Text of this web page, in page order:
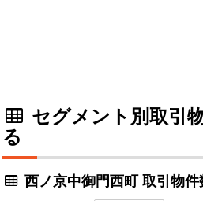
セグメント別取引
る
西ノ京中御門西町 取引物